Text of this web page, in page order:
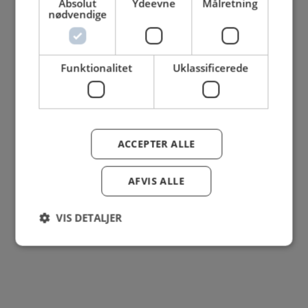
Se mere her om beregningerne og værdierne
Genindlæs siden
Absolut
nødvendige
Ydeevne Målretning
Funktionalitet Uklassificerede
ACCEPTER ALLE
AFVIS ALLE
VIS DETALJER